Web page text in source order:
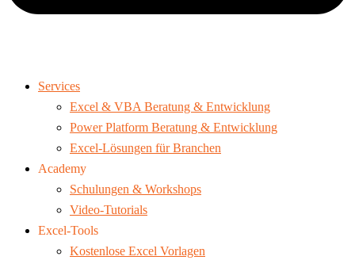
Services
Excel & VBA Beratung & Entwicklung
Power Platform Beratung & Entwicklung
Excel-Lösungen für Branchen
Academy
Schulungen & Workshops
Video-Tutorials
Excel-Tools
Kostenlose Excel Vorlagen